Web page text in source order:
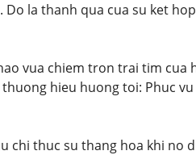
la thanh qua cua su ket
vua chiem tron trai tim cua
hieu huong toi: Phuc
chi thuc su thang hoa khi no